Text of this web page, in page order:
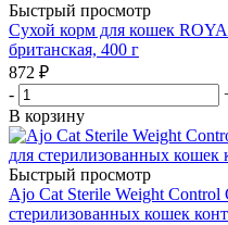
Быстрый просмотр
Сухой корм для кошек
британская, 400 г
872 ₽
-
В корзину
Быстрый просмотр
Ajo Cat Sterile Weight
стерилизованных кошек